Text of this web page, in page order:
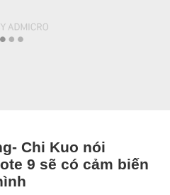
Chi Kuo nói
9 sẽ có cảm biến